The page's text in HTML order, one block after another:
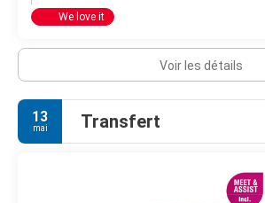
We love it
Voir les détails
13
mai Transfert